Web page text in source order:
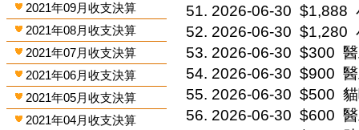
2021年09月收支決算
2021年08月收支決算
2021年07月收支決算
2021年06月收支決算
2021年05月收支決算
2021年04月收支決算
2026-06-30 $1,888
2026-06-30 $1,280
2026-06-30 $300
2026-06-30 $900
2026-06-30 $500
2026-06-30 $600